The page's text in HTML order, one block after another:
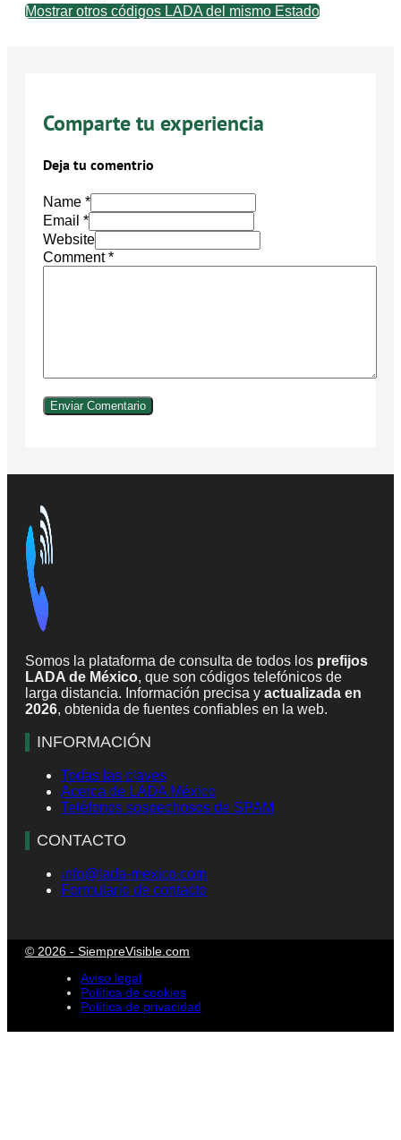
Mostrar otros códigos LADA del mismo Estado
Comparte tu experiencia
Deja tu comentrio
Name *
Email *
Website
Comment*
Somos la plataforma de consulta de todos los prefijos
LADA de México, que son códigos telefónicos de
larga distancia. Información precisa y actualizada en
2026, obtenida de fuentes confiables en la web.
INFORMACIÓN
Todas las claves
Acerca de LADA México
Teléfonos sospechosos de SPAM
CONTACTO
info@lada-mexico.com
Formulario de contacto
© 2026 - SiempreVisible.com
Aviso legal
Política de cookies
Política de privacidad